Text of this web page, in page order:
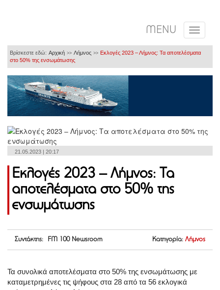
MENU
Βρίσκεστε εδώ: Αρχική >> Λήμνος >> Εκλογές 2023 – Λήμνος: Τα αποτελέσματα
στο 50% της ενσωμάτωσης
21.05.2023 | 20:17
Εκλογές 2023 – Λήμνος: Τα
αποτελέσματα στο 50% της
ενσωμάτωσης
Συντάκτης: FM 100 Newsroom Κατηγορία: Λήμνος
Τα συνολικά αποτελέσματα στο 50% της ενσωμάτωσης με
καταμετρημένες τις ψήφους στα 28 από τα 56 εκλογικά